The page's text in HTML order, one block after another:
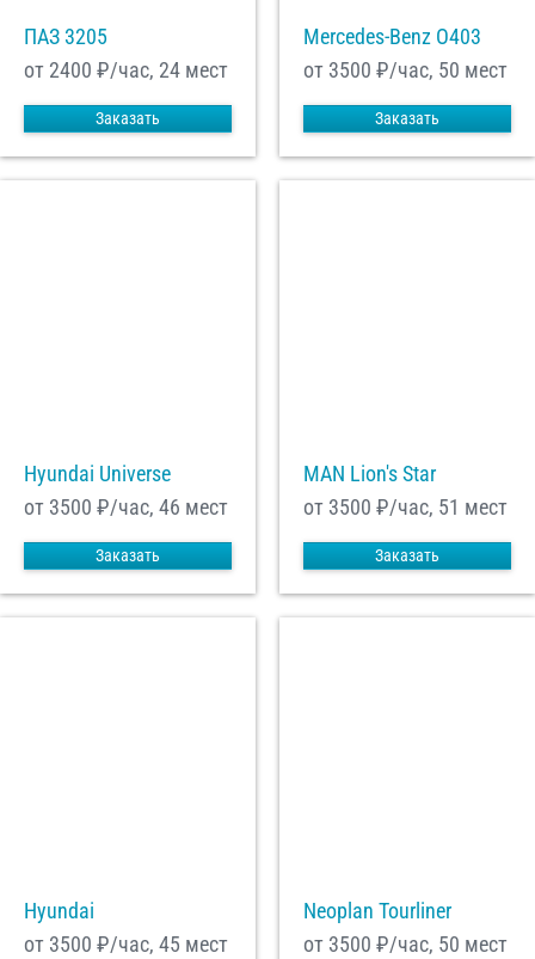
ПАЗ 3205
от 2400 ₽/час, 24 мест
Заказать
Mercedes-Benz О403
от 3500 ₽/час, 50 мест
Заказать
Hyundai Universe
от 3500 ₽/час, 46 мест
Заказать
MAN Lion's Star
от 3500 ₽/час, 51 мест
Заказать
Hyundai
от 3500 ₽/час, 45 мест
Neoplan Tourliner
от 3500 ₽/час, 50 мест